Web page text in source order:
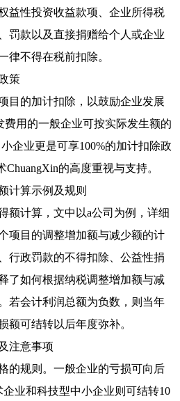
益性投资收益款项、企业所得税
罚款以及直接捐赠给个人或企业
律不得在税前扣除。
策
目的加计扣除，以鼓励企业发展
费用的一般企业可按实际发生额的
企业更是可享100%的加计扣除政
的高度重视与支持。
计算示例及规则
额计算，文中以a公司为例，详细
项目的调整增加额与减少额的计
行政罚款的不得扣除、公益性捐
了如何根据纳税调整增加额与减
若会计利润总额为负数，则当年
额可结转以后年度弥补。
注意事项
的规则。一般企业的亏损可向后
业和科技型中小企业则可结转10